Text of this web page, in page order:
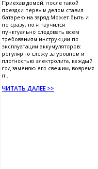
Приехав домой, после такой
поездки первым делом ставил
батарею на заряд.Может быть и
не сразу, но я научился
пунктуально следовать всем
требованиям инструкции по
эксплуатации аккумуляторов:
регулярно слежу за уровнем и
плотностью электролита, каждый
год заменяю его свежим, вовремя
п...
ЧИТАТЬ ДАЛЕЕ >>